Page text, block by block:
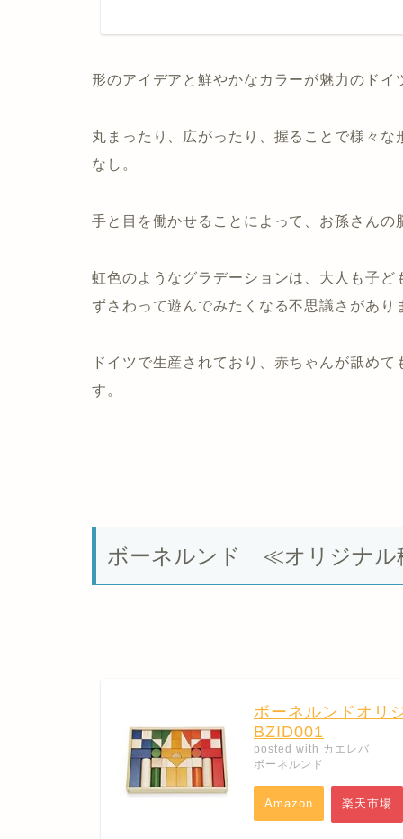
形のアイデアと鮮やかなカラーが魅力のド
丸まったり、広がったり、握ることで様々
なし。
手と目を働かせることによって、お孫さんの
虹色のようなグラデーションは、大人も子
ずさわって遊んでみたくなる不思議さがあり
ドイツで生産されており、赤ちゃんが舐め
す。
ボーネルンド ≪オリジナ
ボーネルンドオリ
BZID001
posted with カエレバ
ボーネルンド
Amazon 楽天市場